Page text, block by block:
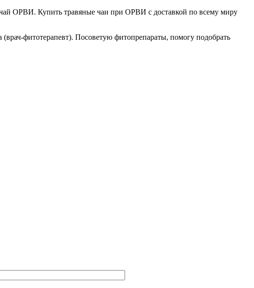
ОРВИ. Купить травяные чаи при ОРВИ с доставкой по всему миру
фитотерапевт). Посоветую фитопрепараты, помогу подобрать